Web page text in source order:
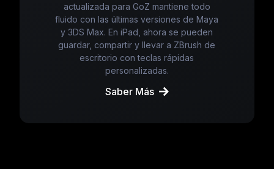
actualizada para GoZ mantiene todo
fluido con las últimas versiones de Maya
y 3DS Max. En iPad, ahora se pueden
guardar, compartir y llevar a ZBrush de
escritorio con teclas rápidas
personalizadas.
Saber Más